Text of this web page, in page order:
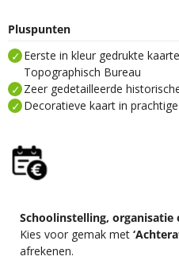
Pluspunten
Eerste in kleur gedrukte
Topographisch Bureau
Zeer gedetailleerde
Decoratieve kaart in
Schoolinstelling, organisatie
Kies voor gemak met
afrekenen.